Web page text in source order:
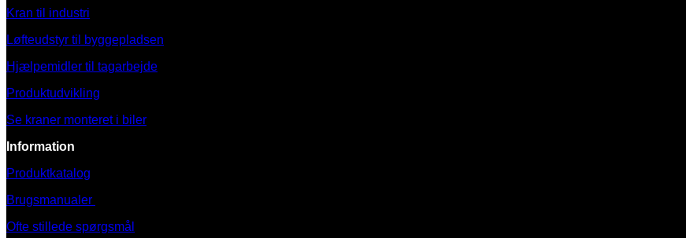
Kran til industri
Løfteudstyr til byggepladsen
Hjælpemidler til tagarbejde
Produktudvikling
Se kraner monteret i biler
Information
Produktkatalog
Brugsmanualer
Ofte stillede spørgsmål